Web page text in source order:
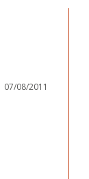
07/08/2011